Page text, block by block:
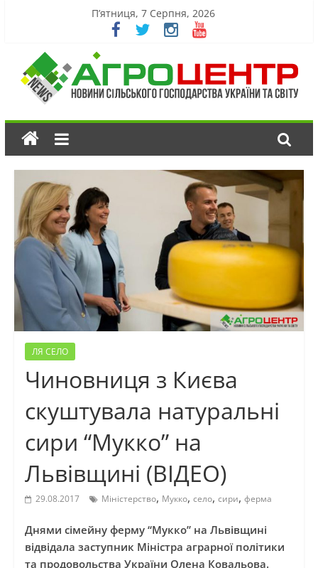
П’ятниця, 7 Серпня, 2026
ЛЯ СЕЛО
Чиновниця з Києва
скуштувала натуральні
сири “Мукко” на
Львівщині (ВІДЕО)
29.08.2017 Міністерство, Мукко, село, сири, ферма
Днями сімейну ферму “Мукко” на Львівщині
відвідала заступник Міністра аграрної політики
та продовольства України Олена Ковальова.